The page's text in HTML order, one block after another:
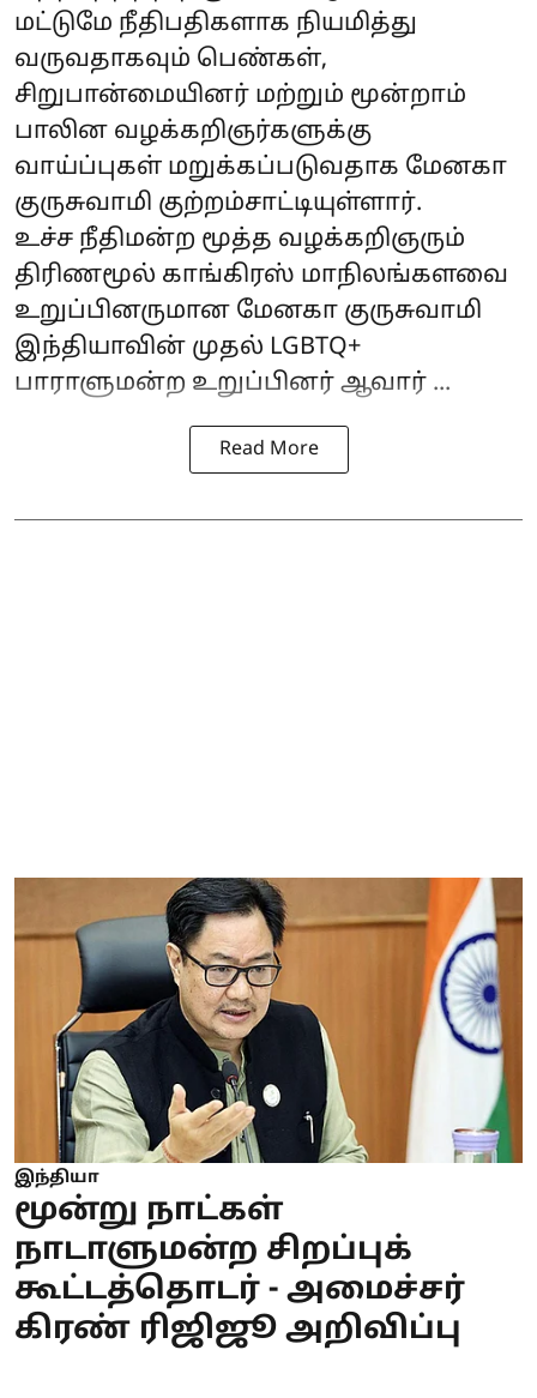
மட்டுமே நீதிபதிகளாக நியமித்து
வருவதாகவும் பெண்கள்,
சிறுபான்மையினர் மற்றும் மூன்றாம்
பாலின வழக்கறிஞர்களுக்கு
வாய்ப்புகள் மறுக்கப்படுவதாக மேனகா
குருசுவாமி குற்றம்சாட்டியுள்ளார்.
உச்ச நீதிமன்ற மூத்த வழக்கறிஞரும்
திரிணமூல் காங்கிரஸ் மாநிலங்களவை
உறுப்பினருமான மேனகா குருசுவாமி
இந்தியாவின் முதல் LGBTQ+
பாராளுமன்ற உறுப்பினர் ஆவார் ...
Read More
இந்தியா
மூன்று நாட்கள்
நாடாளுமன்ற சிறப்புக்
கூட்டத்தொடர் - அமைச்சர்
கிரண் ரிஜிஜூ அறிவிப்பு